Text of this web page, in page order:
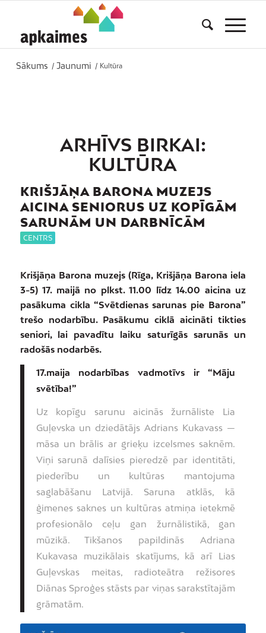
Sākums / Jaunumi / Kultūra
ARHĪVS BIRKAI:
KULTŪRA
KRIŠJĀŅA BARONA MUZEJS
AICINA SENIORUS UZ KOPĪGĀM
SARUNĀM UN DARBNĪCĀM
CENTRS
Krišjāņa Barona muzejs (Rīga, Krišjāņa Barona iela
3-5) 17. maijā no plkst. 11.00 līdz 14.00 aicina uz
pasākuma cikla “Svētdienas sarunas pie Barona”
trešo nodarbību. Pasākumu ciklā aicināti tikties
seniori, lai pavadītu laiku saturīgās sarunās un
radošās nodarbēs.
17.maija nodarbības vadmotīvs ir “Māju
svētība!”
Uz kopīgu sarunu aicinās žurnāliste Lia
Guļevska un dziedātājs Adrians Kukavass —
māsa un brālis ar grieķu izcelsmes saknēm.
Viņi sarunā dalīsies pieredzē par identitāti,
piederību un kultūras mantojuma
saglabāšanu Latvijā. Saruna atklās, kā
ģimenes saknes un kultūras atmiņa ietekmē
profesionālo ceļu gan žurnālistikā, gan
mūzikā. Tikšanos papildinās Adriana
Kukavasa muzikālais skatījums, kā arī Lias
Guļevskas meitas, radioteātra režisores
Diānas Sproģes stāsts par viņas sarakstītajām
grāmatām.